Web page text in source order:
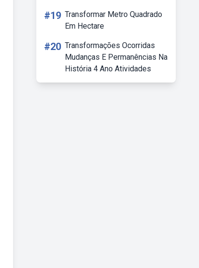
#19 Transformar Metro Quadrado
Em Hectare
#20 Transformações Ocorridas
Mudanças E Permanências Na
História 4 Ano Atividades